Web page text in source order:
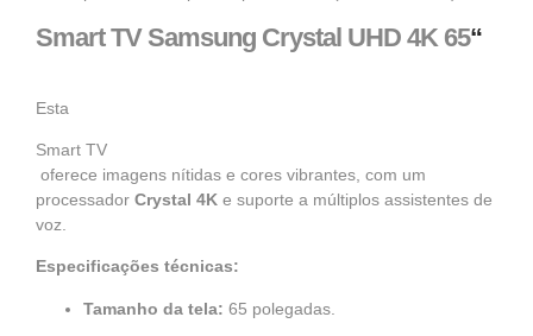
Smart TV Samsung Crystal UHD 4K 65“
Esta
Smart TV
oferece imagens nítidas e cores vibrantes, com um
processador Crystal 4K e suporte a múltiplos assistentes de
voz.
Especificações técnicas:
Tamanho da tela: 65 polegadas.